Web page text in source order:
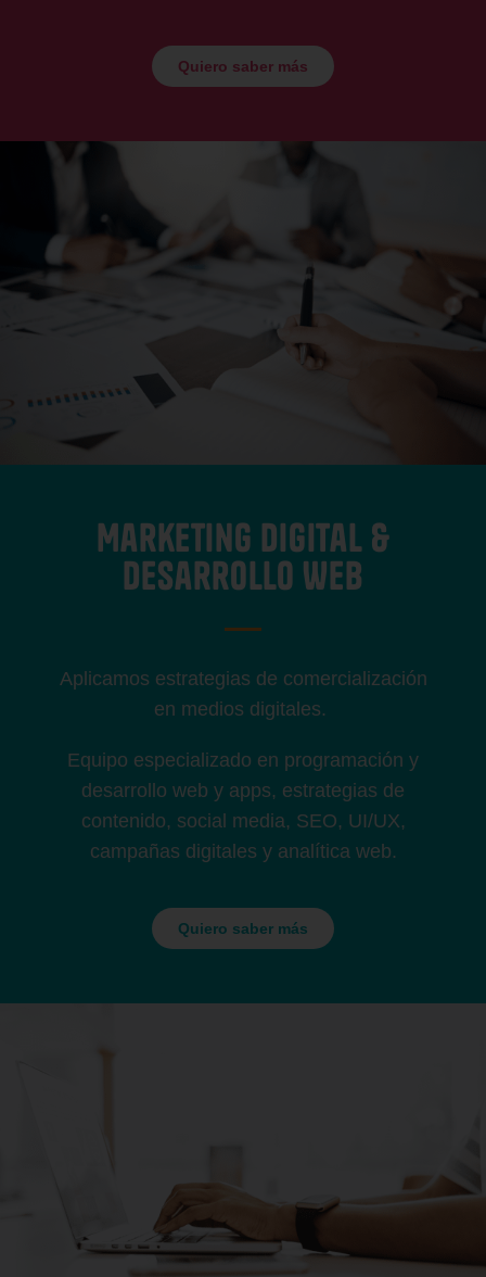
Quiero saber más
Marketing Digital &
Desarrollo WEB
Aplicamos estrategias de comercialización
en medios digitales.
Equipo especializado en programación y
desarrollo web y apps, estrategias de
contenido, social media, SEO, UI/UX,
campañas digitales y analítica web.
Quiero saber más